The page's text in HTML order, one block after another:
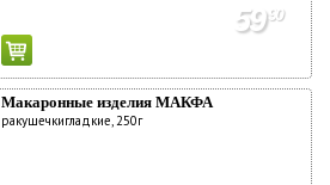
5990
Макаронные изделия МАКФА
ракушечкигладкие, 250г